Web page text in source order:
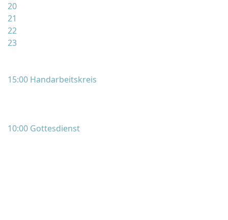
20
21
22
23
15:00 Handarbeitskreis
10:00 Gottesdienst